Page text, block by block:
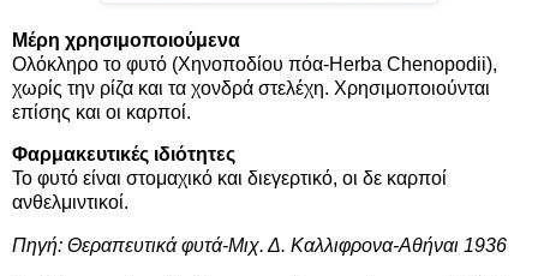
Μέρη χρησιμοποιούμενα
Ολόκληρο το φυτό (Χηνοποδίου πόα-Herba Chenopodii),
χωρίς την ρίζα και τα χονδρά στελέχη. Χρησιμοποιούνται
επίσης και οι καρποί.
Φαρμακευτικές ιδιότητες
Το φυτό είναι στομαχικό και διεγερτικό, οι δε καρποί
ανθελμιντικοί.
Πηγή: Θεραπευτικά φυτά-Μιχ. Δ. Καλλιφρονα-Αθήναι 1936